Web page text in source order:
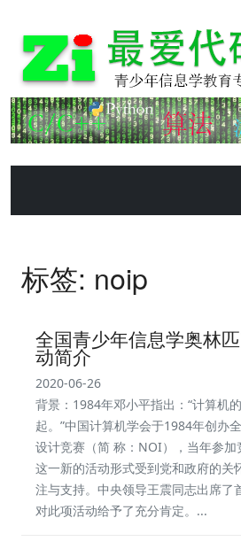
标签: noip
全国青少年信息学奥林
动简介
2020-06-26
背景：1984年邓小平指出：“计算机
起。”中国计算机学会于1984年创办
设计竞赛（简 称：NOI），当年参加
这一新的活动形式受到党和政府的关
注与支持。中央领导王震同志出席了
对此项活动给予了充分肯定。...